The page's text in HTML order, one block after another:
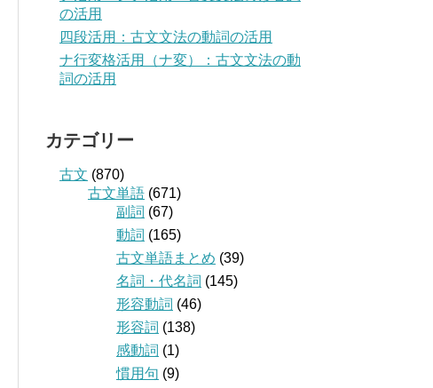
の活用
四段活用：古文文法の動詞の活用
ナ行変格活用（ナ変）：古文文法の動
詞の活用
カテゴリー
古文 (870)
古文単語 (671)
副詞 (67)
動詞 (165)
古文単語まとめ (39)
名詞・代名詞 (145)
形容動詞 (46)
形容詞 (138)
感動詞 (1)
慣用句 (9)